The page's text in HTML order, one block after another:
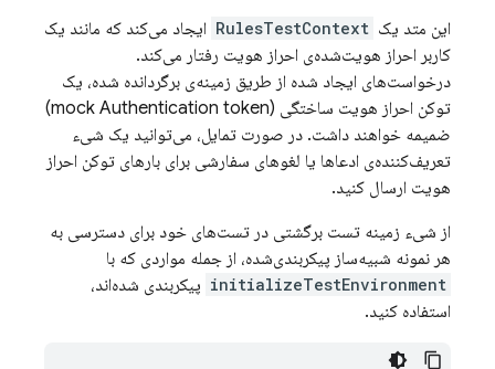
این متد یک RulesTestContext ایجاد می‌کند که مانند یک
کاربر احراز هویت‌شده‌ی احراز هویت رفتار می‌کند.
درخواست‌های ایجاد شده از طریق زمینه‌ی برگردانده شده، یک
توکن احراز هویت ساختگی (mock Authentication token)
ضمیمه خواهند داشت. در صورت تمایل، می‌توانید یک شیء
تعریف‌کننده‌ی ادعاها یا لغوهای سفارشی برای بارهای توکن احراز
هویت ارسال کنید.
از شیء زمینه تست برگشتی در تست‌های خود برای دسترسی به
هر نمونه شبیه‌ساز پیکربندی‌شده، از جمله مواردی که با
initializeTestEnvironment پیکربندی شده‌اند،
استفاده کنید.